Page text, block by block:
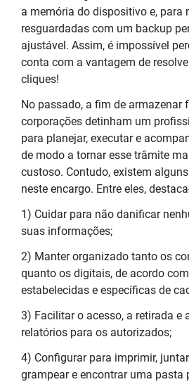
a memória do dispositivo e, para
resguardadas com um backup
ajustável. Assim, é impossível
conta com a vantagem de
cliques!
No passado, a fim de armazenar
corporações detinham um
para planejar, executar e
de modo a tornar esse trâmite
custoso. Contudo, existem
neste encargo. Entre eles,
1) Cuidar para não danificar
suas informações;
2) Manter organizado tanto os
quanto os digitais, de acordo
estabelecidas e específicas de
3) Facilitar o acesso, a retirada e
relatórios para os autorizados;
4) Configurar para imprimir,
grampear e encontrar uma pasta